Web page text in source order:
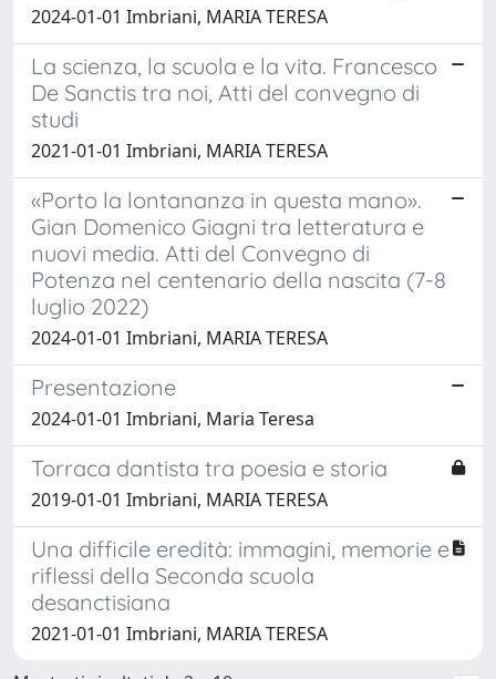
2024-01-01 Imbriani, MARIA TERESA
La scienza, la scuola e la vita. Francesco
De Sanctis tra noi, Atti del convegno di
studi
2021-01-01 Imbriani, MARIA TERESA
«Porto la lontananza in questa mano».
Gian Domenico Giagni tra letteratura e
nuovi media. Atti del Convegno di
Potenza nel centenario della nascita (7-8
luglio 2022)
2024-01-01 Imbriani, MARIA TERESA
Presentazione
2024-01-01 Imbriani, Maria Teresa
Torraca dantista tra poesia e storia
2019-01-01 Imbriani, MARIA TERESA
Una difficile eredità: immagini, memorie e
riflessi della Seconda scuola
desanctisiana
2021-01-01 Imbriani, MARIA TERESA